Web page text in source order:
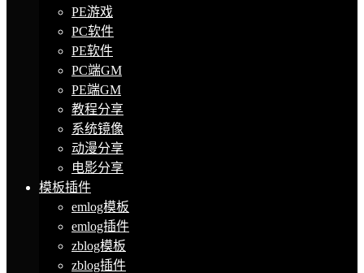
PE游戏
PC软件
PE软件
PC端GM
PE端GM
教程分享
系统镜像
动漫分享
电影分享
模板插件
emlog模板
emlog插件
zblog模板
zblog插件